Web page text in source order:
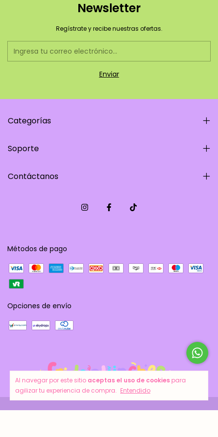
Al navegar por este sitio aceptas el uso de cookies para
agilizar tu experiencia de compra. Entendido
Newsletter
Regístrate y recibe nuestras ofertas.
Categorías
Soporte
Contáctanos
Métodos de pago
Opciones de envío